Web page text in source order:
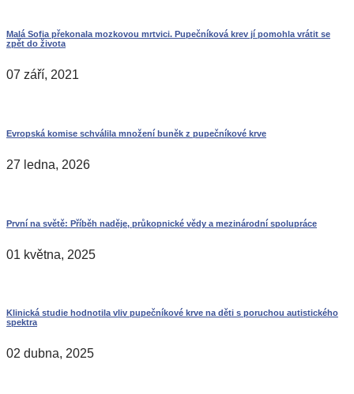
Malá Sofia překonala mozkovou mrtvici. Pupečníková krev jí pomohla vrátit se
zpět do života
07 září, 2021
Evropská komise schválila množení buněk z pupečníkové krve
27 ledna, 2026
První na světě: Příběh naděje, průkopnické vědy a mezinárodní spolupráce
01 května, 2025
Klinická studie hodnotila vliv pupečníkové krve na děti s poruchou autistického
spektra
02 dubna, 2025